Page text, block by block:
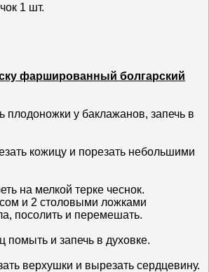
1 шт.
фаршированный болгарский
плодоножки у баклажанов, запечь в
кожицу и порезать небольшими
на мелкой терке чеснок.
и 2 столовыми ложками
посолить и перемешать.
помыть и запечь в духовке.
верхушки и вырезать сердцевину.